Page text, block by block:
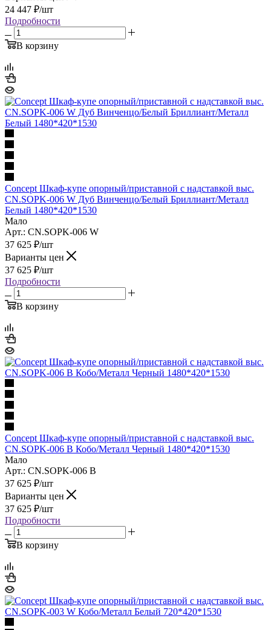
24 447 ₽/шт
Подробности
В корзину
Concept Шкаф-купе опорный/приставной с надставкой выс.
CN.SOPK-006 W Дуб Винченцо/Белый Бриллиант/Металл
Белый 1480*420*1530
Мало
Арт.: CN.SOPK-006 W
37 625 ₽/шт
Варианты цен
37 625 ₽/шт
Подробности
В корзину
Concept Шкаф-купе опорный/приставной с надставкой выс.
CN.SOPK-006 B Кобо/Металл Черный 1480*420*1530
Мало
Арт.: CN.SOPK-006 B
37 625 ₽/шт
Варианты цен
37 625 ₽/шт
Подробности
В корзину